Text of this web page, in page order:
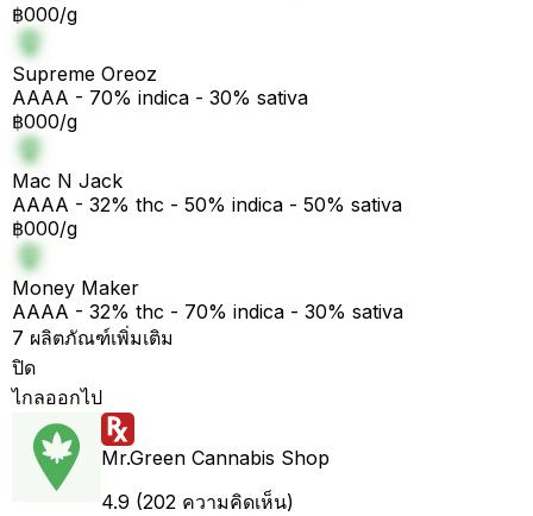
฿000/g
Supreme Oreoz
AAAA - 70% indica - 30% sativa
฿000/g
Mac N Jack
AAAA - 32% thc - 50% indica - 50% sativa
฿000/g
Money Maker
AAAA - 32% thc - 70% indica - 30% sativa
7 ผลิตภัณฑ์เพิ่มเติม
ปิด
ไกลออกไป
Mr.Green Cannabis Shop
4.9 (202 ความคิดเห็น)